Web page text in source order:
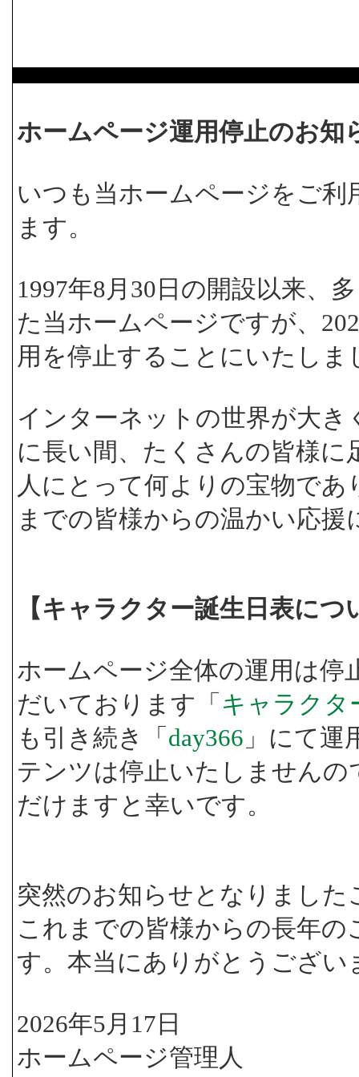
ホームページ運用停止のお知
いつも当ホームページをご
ます。
1997年8月30日の開設以来、
た当ホームページですが、
用を停止することにいたしま
インターネットの世界が大
に長い間、たくさんの皆様
人にとって何よりの宝物で
までの皆様からの温かい応
【キャラクター誕生日表に
ホームページ全体の運用は停
だいております「 キャラクタ
も引き続き「 day366 」にて
テンツは停止いたしません
だけますと幸いです。
突然のお知らせとなりまし
これまでの皆様からの長年
す。本当にありがとうござい
2026年5月17日
ホームページ管理人